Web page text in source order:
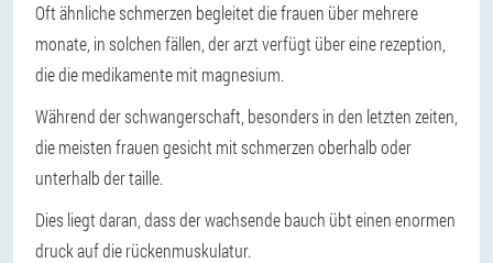
Oft ähnliche schmerzen begleitet die frauen über mehrere
monate, in solchen fällen, der arzt verfügt über eine rezeption,
die die medikamente mit magnesium.
Während der schwangerschaft, besonders in den letzten zeiten,
die meisten frauen gesicht mit schmerzen oberhalb oder
unterhalb der taille.
Dies liegt daran, dass der wachsende bauch übt einen enormen
druck auf die rückenmuskulatur.